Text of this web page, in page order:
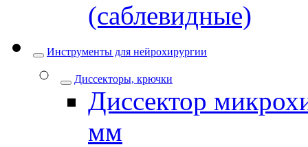
(саблевидные)
Инструменты для нейрохирургии
Диссекторы, крючки
Диссектор
мм